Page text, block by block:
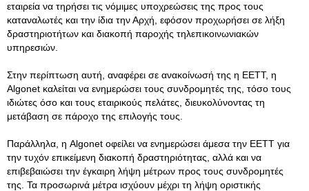
εταιρεία να τηρήσει τις νόμιμες υποχρεώσεις της προς τους
καταναλωτές και την ίδια την Αρχή, εφόσον προχωρήσει σε λήξη
δραστηριοτήτων και διακοπή παροχής τηλεπικοινωνιακών
υπηρεσιών.
Στην περίπτωση αυτή, αναφέρει σε ανακοίνωσή της η ΕΕΤΤ, η
Algonet καλείται να ενημερώσει τους συνδρομητές της, τόσο τους
ιδιώτες όσο και τους εταιρικούς πελάτες, διευκολύνοντας τη
μετάβαση σε πάροχο της επιλογής τους.
Παράλληλα, η Algonet οφείλει να ενημερώσει άμεσα την ΕΕΤΤ για
την τυχόν επικείμενη διακοπή δραστηριότητας, αλλά και να
επιβεβαιώσει την έγκαιρη λήψη μέτρων προς τους συνδρομητές
της. Τα προσωρινά μέτρα ισχύουν μέχρι τη λήψη οριστικής